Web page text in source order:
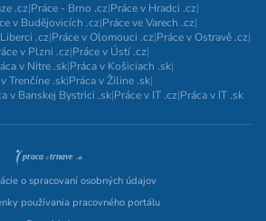
.cz|Práce - Brno .cz|Práce v Hradci .cz|
v Budějovicích .cz|Práce ve Varech .cz|
.cz|Práce v Olomouci .cz|Práce v Ostravě .cz|
v Plzni .cz|Práce v Ústí .cz|
v Nitre .sk|Práca v Košiciach .sk|
Trenčíne .sk|Práca v Žiline .sk|
v Banskej Bystrici .sk|Práce v IT .cz|Práca v IT .sk
o spracovaní osobných údajov
používania pracovného portálu